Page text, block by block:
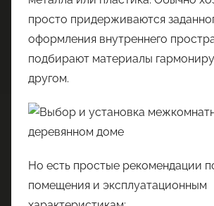
просто придерживаются
оформления внутреннего
подбирают материалы
другом.
Но есть простые рекомендации
помещения и эксплуатационным